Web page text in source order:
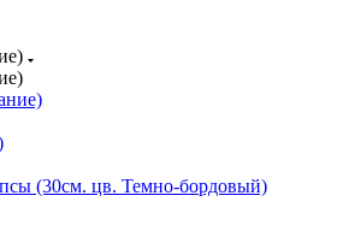
(30см. цв. Темно-бордовый)